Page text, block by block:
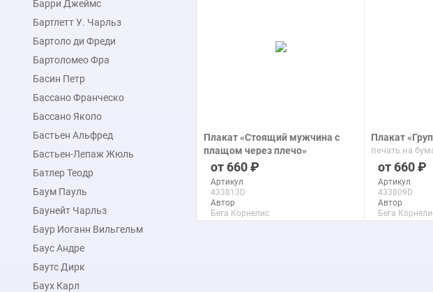
Барри Джеймс
Бартлетт У. Чарльз
Бартоло ди Фреди
Бартоломео Фра
Басин Петр
Бассано Франческо
Бассано Якопо
Бастьен Альфред
Бастьен-Лепаж Жюль
Батлер Теодр
Баум Пауль
Баунейт Чарльз
Баур Иоганн Вильгельм
Баус Андре
Баутс Дирк
Баух Карл
Плакат «Стоящий мужчина с
плащом через плечо»
печать на бумаге
660
Артикул
433813D
Автор
Бега Корнелис
Плакат
печать на
660
Артикул
433809D
Автор
Бега